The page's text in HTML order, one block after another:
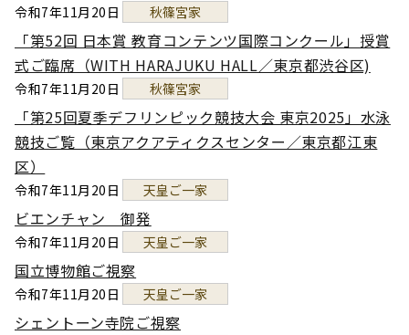
令和7年11月20日 秋篠宮家
「第52回 日本賞 教育コンテンツ国際コンクール」授賞
式ご臨席（WITH HARAJUKU HALL／東京都渋谷区)
令和7年11月20日 秋篠宮家
「第25回夏季デフリンピック競技大会 東京2025」水泳
競技ご覧（東京アクアティクスセンター／東京都江東
区）
令和7年11月20日 天皇ご一家
ビエンチャン 御発
令和7年11月20日 天皇ご一家
国立博物館ご視察
令和7年11月20日 天皇ご一家
シェントーン寺院ご視察